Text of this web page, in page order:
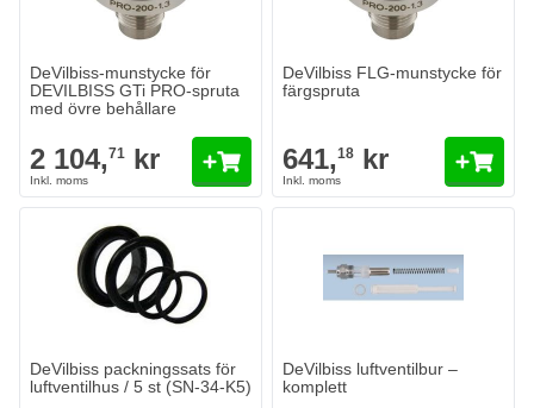
Munstycksöppning
DeVilbiss-munstycke för
DEVILBISS GTi PRO-spruta
med övre behållare
2 104,71 kr
Munstycksöppning
DeVilbiss FLG-munstycke för
färgspruta
641,18 kr
DeVilbiss packningssats för
luftventilhus / 5 st (SN-34-K5)
DeVilbiss luftventilbur –
komplett